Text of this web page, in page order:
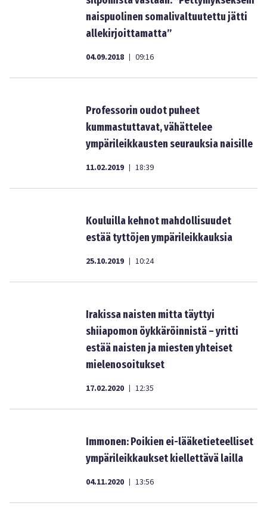
naispuolinen somalivaltuutettu jätti
allekirjoittamatta”
04.09.2018 | 09:16
Professorin oudot puheet
kummastuttavat, vähättelee
ympärileikkausten seurauksia naisille
11.02.2019 | 18:39
Kouluilla kehnot mahdollisuudet
estää tyttöjen ympärileikkauksia
25.10.2019 | 10:24
Irakissa naisten mitta täyttyi
shiiapomon öykkäröinnistä – yritti
estää naisten ja miesten yhteiset
mielenosoitukset
17.02.2020 | 12:35
Immonen: Poikien ei-lääketieteelliset
ympärileikkaukset kiellettävä lailla
04.11.2020 | 13:56